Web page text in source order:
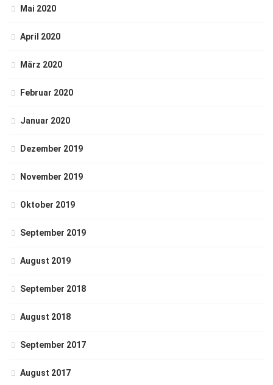
Mai 2020
April 2020
März 2020
Februar 2020
Januar 2020
Dezember 2019
November 2019
Oktober 2019
September 2019
August 2019
September 2018
August 2018
September 2017
August 2017